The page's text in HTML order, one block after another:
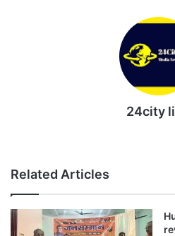
24city
Related Articles